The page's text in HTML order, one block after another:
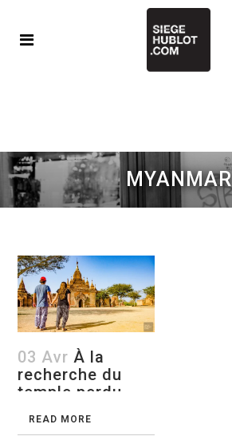
MYANMAR
03 Avr À la
recherche du
temple perdu –
READ MORE